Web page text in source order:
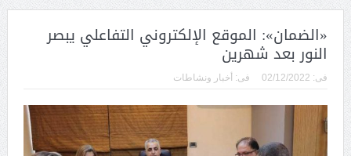
«الضمان»: الموقع الإلكتروني التفاعلي يبصر
النور بعد شهرين
فى: 02/12/2022 فى: أخبار ونشاطات